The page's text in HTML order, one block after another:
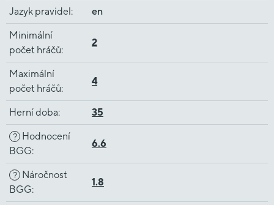
Jazyk pravidel: en
Minimální
počet hráčů:
2
Maximální
počet hráčů:
4
Herní doba: 35
? Hodnocení
BGG:
6.6
? Náročnost
BGG:
1.8